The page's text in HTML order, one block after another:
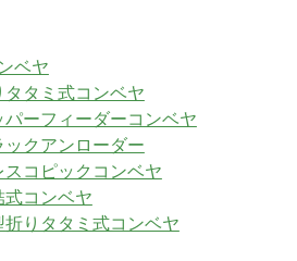
ベヤ
タタミ式コンベヤ
パーフィーダーコンベヤ
ックアンローダー
スコピックコンベヤ
式コンベヤ
折りタタミ式コンベヤ